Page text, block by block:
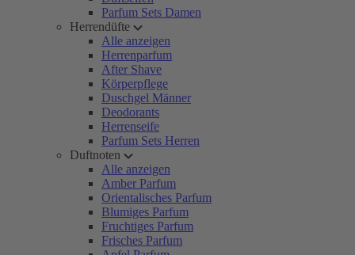
Parfum Sets Damen
Herrendüfte
Alle anzeigen
Herrenparfum
After Shave
Körperpflege
Duschgel Männer
Deodorants
Herrenseife
Parfum Sets Herren
Duftnoten
Alle anzeigen
Amber Parfum
Orientalisches Parfum
Blumiges Parfum
Fruchtiges Parfum
Frisches Parfum